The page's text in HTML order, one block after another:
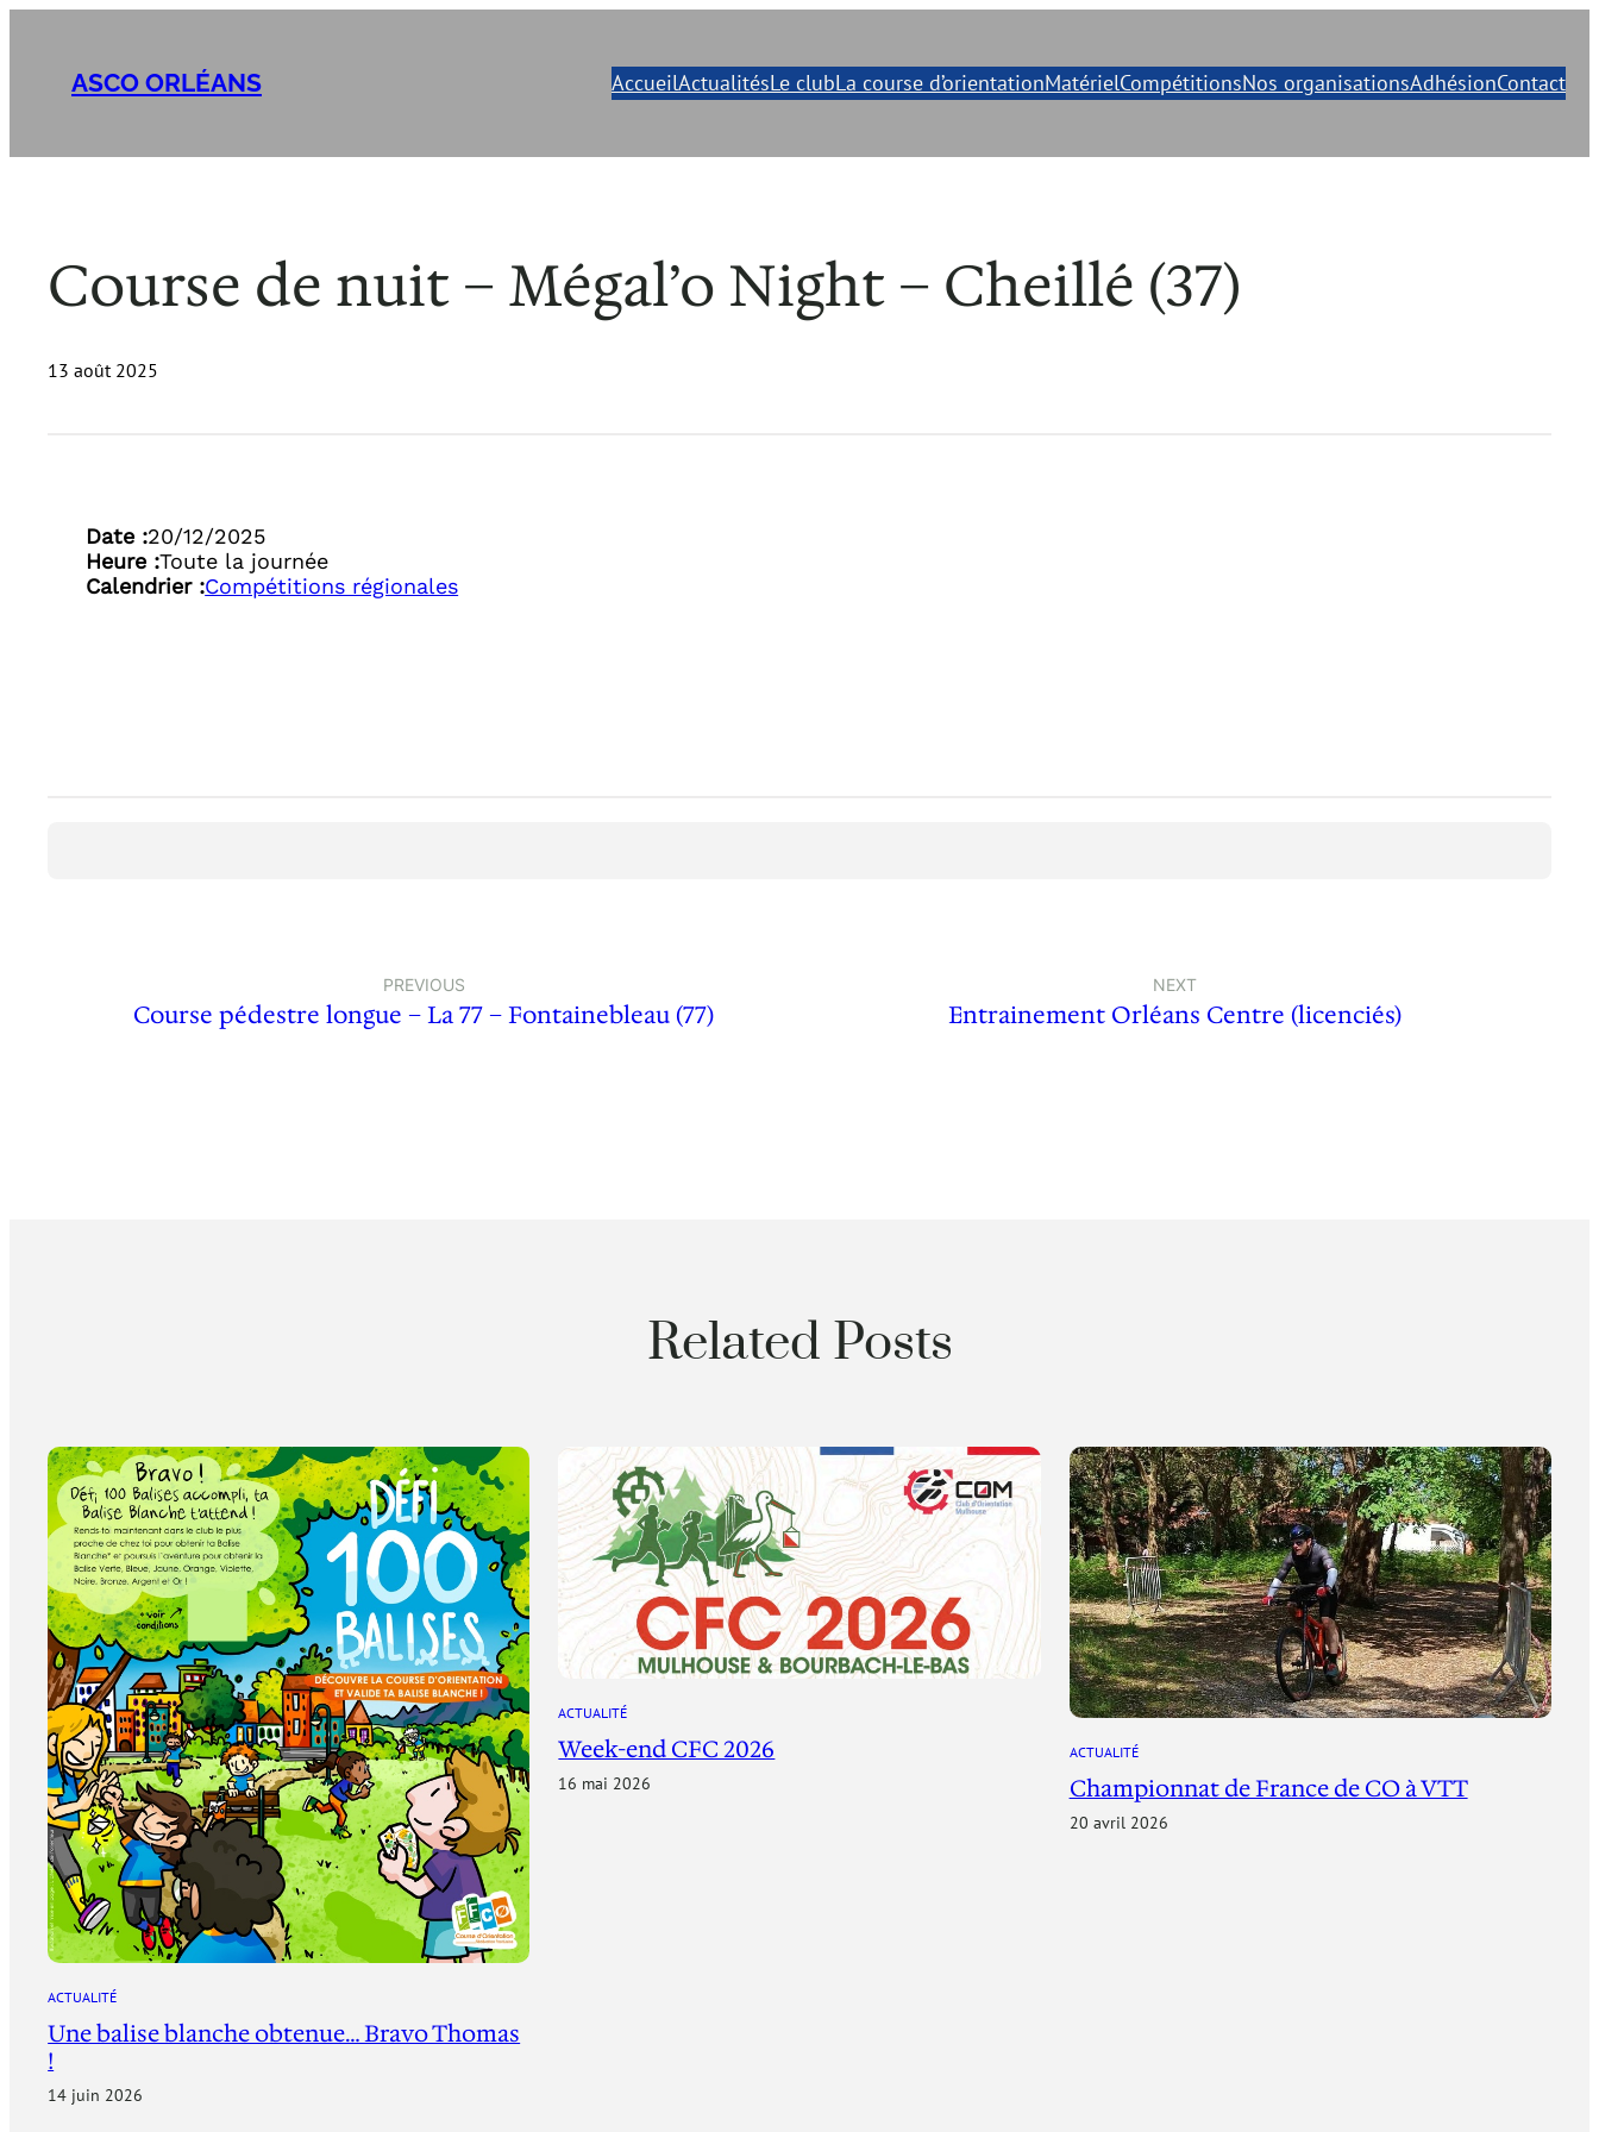
contenuASCO ORLÉANS AccueilActualitésLe clubLa course d’orientationMatérielCompétitionsNos organisationsAdhésionContact
Course de nuit – Mégal’o Night – Cheillé (37)
13 août 2025
Date :20/12/2025
Heure :Toute la journée
Calendrier :Compétitions régionales
PREVIOUS
Course pédestre longue – La 77 – Fontainebleau (77)
NEXT
Entrainement Orléans Centre (licenciés)
Related Posts
ACTUALITÉ
Une balise blanche obtenue… Bravo Thomas
!
14 juin 2026
ACTUALITÉ
Week-end CFC 2026
16 mai 2026
ACTUALITÉ
Championnat de France de CO à VTT
20 avril 2026